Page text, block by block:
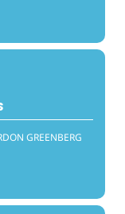
GREENBERG